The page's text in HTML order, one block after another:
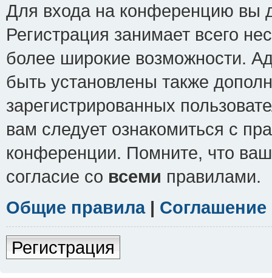
Для входа на конференцию вы
Регистрация занимает всего
более широкие возможности.
быть установлены также
зарегистрированных
вам следует ознакомиться с
конференции. Помните, что
согласие со всеми правилами.
Общие правила|
Регистрация